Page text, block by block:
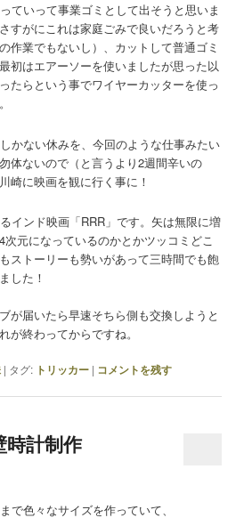
ていって事業ゴミとして出そうと思いま
すがにこれは家庭ごみで良いだろうと考
作業でもないし）、カットして普通ゴミ
初はエアーソーを使いましたが思った以
たらという事でワイヤーカッターを使っ
かない休みを、今回のような仕事みたい
体ないので（と言うより2週間辛いの
崎に映画を観に行く事に！
インド映画「RRR」です。矢は無限に増
元になっているのかとかツッコミどこ
ストーリーも勢いがあって三時間でも飽
した！
が届いたら早速そちら側も交換しようと
が終わってからですね。
| タグ: トリッカー | コメントを残す
計制作
で色々なサイズを作っていて、